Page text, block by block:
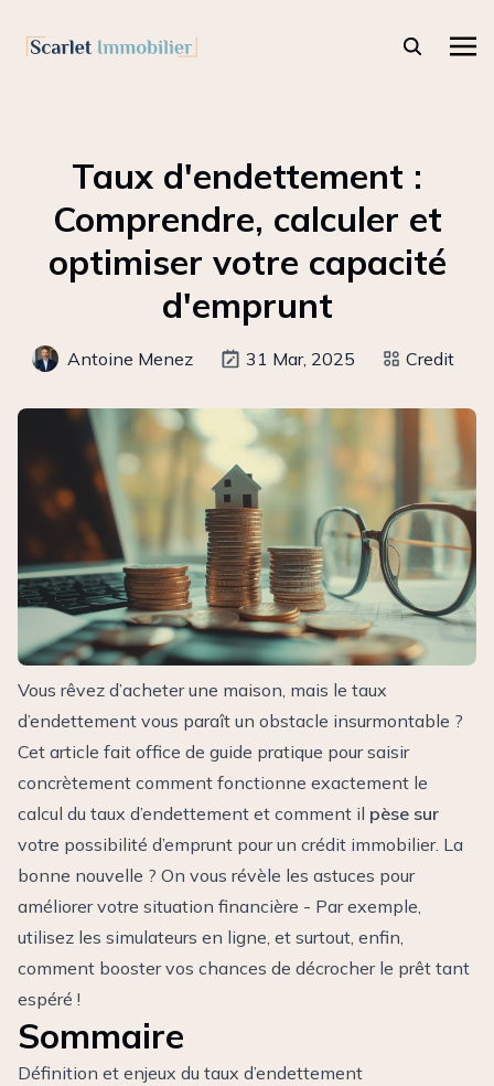
Taux d'endettement :
Comprendre, calculer et
optimiser votre capacité
d'emprunt
Antoine Menez 31 Mar, 2025 Credit
Vous rêvez d’acheter une maison, mais le taux
d’endettement vous paraît un obstacle insurmontable ?
Cet article fait office de guide pratique pour saisir
concrètement comment fonctionne exactement le
calcul du taux d’endettement et comment il pèse sur
votre possibilité d’emprunt pour un crédit immobilier. La
bonne nouvelle ? On vous révèle les astuces pour
améliorer votre situation financière - Par exemple,
utilisez les simulateurs en ligne, et surtout, enfin,
comment booster vos chances de décrocher le prêt tant
espéré !
Sommaire
Définition et enjeux du taux d’endettement